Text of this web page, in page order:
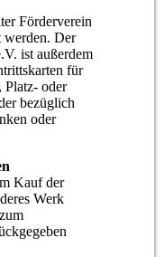
Förderverein
werden. Der
ist außerdem
für
Platz- oder
bezüglich
oder
Kauf der
Werk